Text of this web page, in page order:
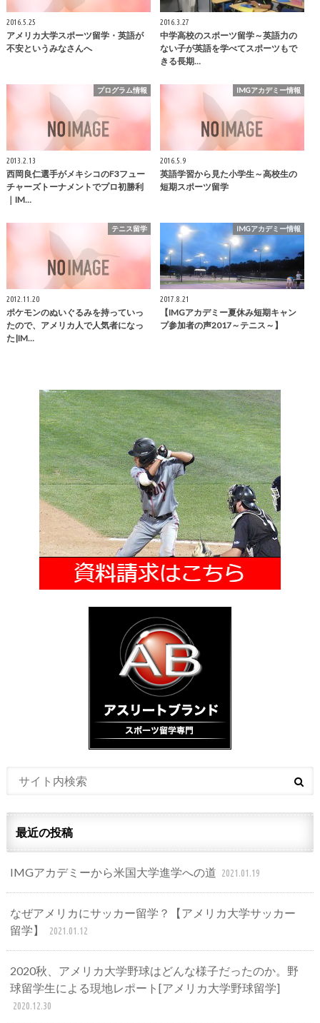
2016.5.25
アメリカ大学スポーツ留学・英語が
不安というみなさんへ
2016.3.27
中学高校のスポーツ留学～英語力の
ない子が英語を学べてスポーツもで
きる長期…
プログラム情報
2013.2.13
西岡良仁選手がメキシコのF3フュー
チャーズトーナメントでプロ初勝利
｜IM…
IMGアカデミー情報
2016.5.9
英語学習から見た小学生～高校生の
短期スポーツ留学
テニス留学
2012.11.20
ポケモンのぬいぐるみを持っていっ
たので、アメリカ人で人気者になっ
た|IM…
IMGアカデミー情報
2017.8.21
【IMGアカデミー夏休み短期キャン
プ参加者の声2017～テニス～】
最近の投稿
IMGアカデミーから米国大学進学への道 2021.01.19
なぜアメリカにサッカー留学？【アメリカ大学サッカー
留学】
2021.01.12
2020秋、アメリカ大学野球はどんな様子だったのか。野
球留学生による現地レポート[アメリカ大学野球留学]
2020.12.30